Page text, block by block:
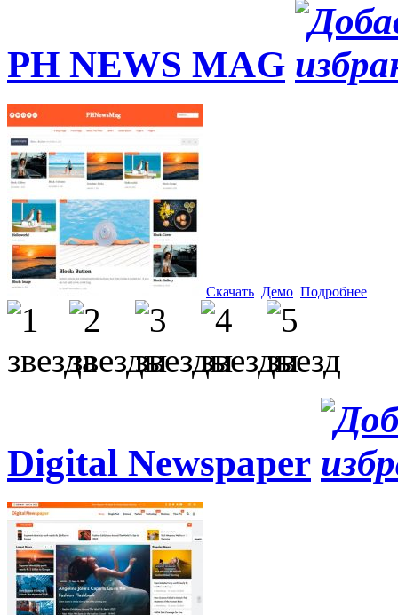
PH NEWS MAG
Скачать Демо Подробнее
Digital Newspaper